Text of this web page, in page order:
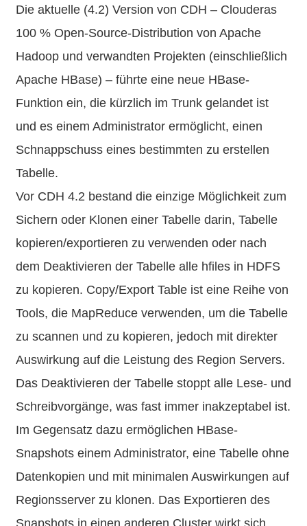
Die aktuelle (4.2) Version von CDH – Clouderas
100 % Open-Source-Distribution von Apache
Hadoop und verwandten Projekten (einschließlich
Apache HBase) – führte eine neue HBase-
Funktion ein, die kürzlich im Trunk gelandet ist
und es einem Administrator ermöglicht, einen
Schnappschuss eines bestimmten zu erstellen
Tabelle.
Vor CDH 4.2 bestand die einzige Möglichkeit zum
Sichern oder Klonen einer Tabelle darin, Tabelle
kopieren/exportieren zu verwenden oder nach
dem Deaktivieren der Tabelle alle hfiles in HDFS
zu kopieren. Copy/Export Table ist eine Reihe von
Tools, die MapReduce verwenden, um die Tabelle
zu scannen und zu kopieren, jedoch mit direkter
Auswirkung auf die Leistung des Region Servers.
Das Deaktivieren der Tabelle stoppt alle Lese- und
Schreibvorgänge, was fast immer inakzeptabel ist.
Im Gegensatz dazu ermöglichen HBase-
Snapshots einem Administrator, eine Tabelle ohne
Datenkopien und mit minimalen Auswirkungen auf
Regionsserver zu klonen. Das Exportieren des
Snapshots in einen anderen Cluster wirkt sich